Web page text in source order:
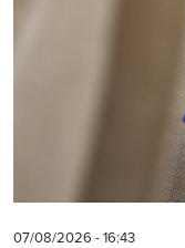
07/08/2026 - 16:43